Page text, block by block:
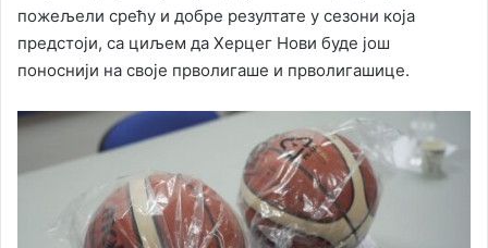
пожељели срећу и добре резултате у сезони која
предстоји, са циљем да Херцег Нови буде још
поноснији на своје прволигаше и прволигашице.